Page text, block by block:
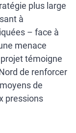
plus large
à
– face à
menace
témoigne
de renforcer
de
pressions